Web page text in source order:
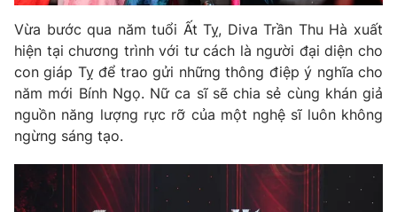
® Cấm sao chép dưới mọi hình thức nếu không có sự chấp
Vừa bước qua năm tuổi Ất Tỵ, Diva Trần Thu Hà xuất
hiện tại chương trình với tư cách là người đại diện cho
con giáp Tỵ để trao gửi những thông điệp ý nghĩa cho
năm mới Bính Ngọ. Nữ ca sĩ sẽ chia sẻ cùng khán giả
nguồn năng lượng rực rỡ của một nghệ sĩ luôn không
ngừng sáng tạo.